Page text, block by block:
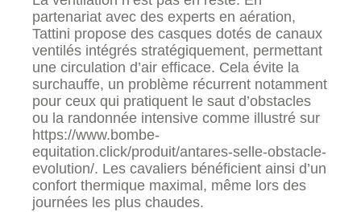
partenariat avec des experts en aération,
Tattini propose des casques dotés de canaux
ventilés intégrés stratégiquement, permettant
une circulation d’air efficace. Cela évite la
surchauffe, un problème récurrent notamment
pour ceux qui pratiquent le saut d’obstacles
ou la randonnée intensive comme illustré sur
https://www.bombe-
equitation.click/produit/antares-selle-obstacle-
evolution/. Les cavaliers bénéficient ainsi d’un
confort thermique maximal, même lors des
journées les plus chaudes.